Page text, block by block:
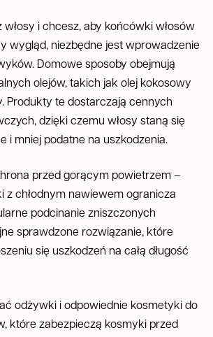
i chcesz, aby końcówki włosów
wygląd, niezbędne jest wprowadzenie
Domowe sposoby obejmują
olejów, takich jak olej kokosowy
Produkty te dostarczają cennych
dzięki czemu włosy staną się
i mniej podatne na uszkodzenia.
przed gorącym powietrzem –
z chłodnym nawiewem ogranicza
podcinanie zniszczonych
sprawdzone rozwiązanie, które
się uszkodzeń na całą długość
odżywki i odpowiednie kosmetyki do
które zabezpieczą kosmyki przed